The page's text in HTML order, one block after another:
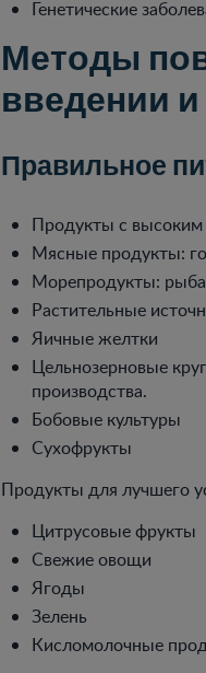
Генетические
Методы
введении
Правильное
Продукты с
Мясные продукты:
Морепродукты:
Растительные
Яичные желтки
Цельнозерновые
производства.
Бобовые культуры
Сухофрукты
Продукты для лучшего
Цитрусовые фрукты
Свежие овощи
Ягоды
Зелень
Кисломолочные